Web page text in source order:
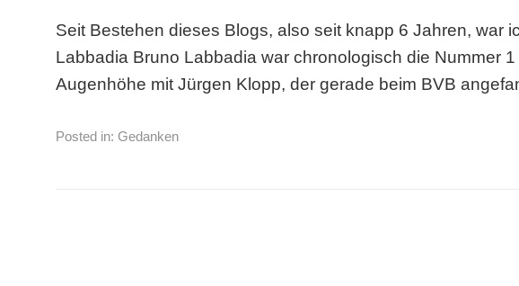
Seit Bestehen dieses Blogs, also seit knapp 6 Jahren, war
Labbadia Bruno Labbadia war chronologisch die Nummer
Augenhöhe mit Jürgen Klopp, der gerade beim BVB
Posted in: Gedanken